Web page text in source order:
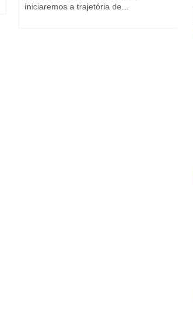
iniciaremos a trajetória de...